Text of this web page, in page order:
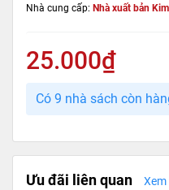
Nhà cung cấp: Nhà xuất bản
25.000₫
Có 9 nhà sách còn
Ưu đãi liên quan